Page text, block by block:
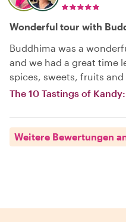
Wonderful tour with
Buddhima was a
and we had a great time
spices, sweets, fruits
The 10 Tastings of
Weitere Bewertungen